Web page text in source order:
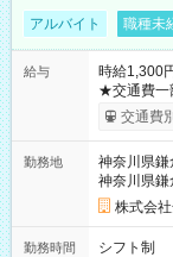
アルバイト 職種未
給与
時給1,300
★交通費一部支給 時給1,300円～ ※試
※勤務回
り！】 希
例】 ・河
×8時間＝
円の場合
円（役割手
間】試用期
交通費
勤務地
神奈川県鎌
神奈川県鎌
株式会
勤務時間
シフト制